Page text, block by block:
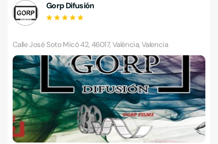
Gorp Difusión
Calle José Soto Micó 42, 46017, València, Valencia